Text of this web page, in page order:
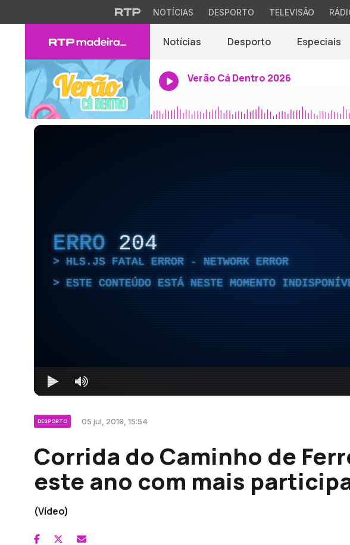
NOTÍCIAS DESPORTO TELEVISÃO
Notícias Desporto Especiais
Verão Cá Dentro 2026
ERRO 204
HLS.JS FATAL ERROR - NETWORK ERROR
ESTE CONTEÚDO ESTÁ NESTE MOMENTO
DESPORTO 05 jul, 2018, 15:54
Corrida do Caminho de
este ano com mais
(Vídeo)